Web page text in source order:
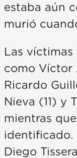
estaba aún
murió
Las
como Víctor
Ricardo
Nieva (11) y
mientras
identificado.
Diego